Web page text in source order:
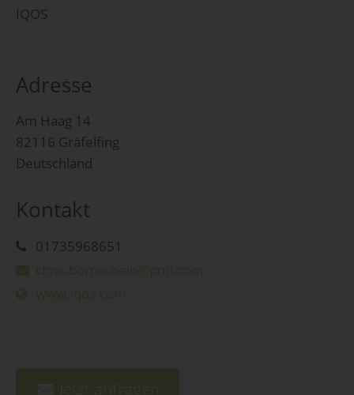
IQOS
Adresse
Am Haag 14
82116 Gräfelfing
Deutschland
Kontakt
01735968651